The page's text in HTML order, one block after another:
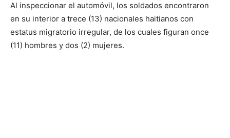
Al inspeccionar el automóvil, los soldados encontraron
en su interior a trece (13) nacionales haitianos con
estatus migratorio irregular, de los cuales figuran once
(11) hombres y dos (2) mujeres.